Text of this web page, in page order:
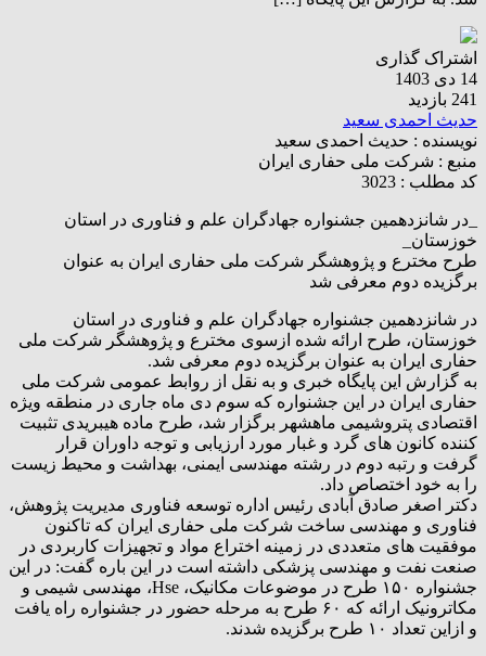
اشتراک گذاری
14 دی 1403
241 بازدید
حدیث احمدی سعید
نویسنده : حدیث احمدی سعید
منبع : شرکت ملی حفاری ایران
کد مطلب : 3023
_در شانزدهمین جشنواره جهادگران علم و فناوری در استان
خوزستان_
طرح مخترع و پژوهشگر شرکت ملی حفاری ایران به عنوان
برگزیده دوم معرفی شد
در شانزدهمین جشنواره جهادگران علم و فناوری در استان
خوزستان، طرح ارائه شده ازسوی مخترع و پژوهشگر شرکت ملی
حفاری ایران به عنوان برگزیده دوم معرفی شد.
به گزارش این پایگاه خبری و به نقل از روابط عمومی شرکت ملی
حفاری ایران در این جشنواره که سوم دی ماه جاری در منطقه ویژه
اقتصادی پتروشیمی ماهشهر برگزار شد، طرح ماده هیبریدی تثبیت
کننده کانون های گرد و غبار مورد ارزیابی و توجه داوران قرار
گرفت و رتبه دوم در رشته مهندسی ایمنی، بهداشت و محیط زیست
را به خود اختصاص داد.
دکتر اصغر صادق آبادی رئیس اداره توسعه فناوری مدیریت پژوهش،
فناوری و مهندسی ساخت شرکت ملی حفاری ایران که تاکنون
موفقیت های متعددی در زمینه اختراع مواد و تجهیزات کاربردی در
صنعت نفت و مهندسی پزشکی داشته است در این باره گفت: در این
جشنواره ۱۵۰ طرح در موضوعات مکانیک، Hse، مهندسی شیمی و
مکاترونیک ارائه که ۶۰ طرح به مرحله حضور در جشنواره راه یافت
و ازاین تعداد ۱۰ طرح برگزیده شدند.